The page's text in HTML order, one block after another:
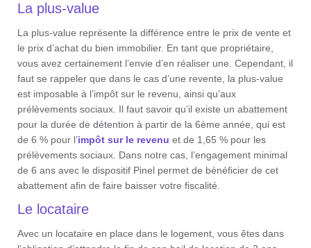
La plus-value
La plus-value représente la différence entre le prix de vente et
le prix d’achat du bien immobilier. En tant que propriétaire,
vous avez certainement l’envie d’en réaliser une. Cependant, il
faut se rappeler que dans le cas d’une revente, la plus-value
est imposable à l’impôt sur le revenu, ainsi qu’aux
prélèvements sociaux. Il faut savoir qu’il existe un abattement
pour la durée de détention à partir de la 6ème année, qui est
de 6 % pour l’impôt sur le revenu et de 1,65 % pour les
prélèvements sociaux. Dans notre cas, l’engagement minimal
de 6 ans avec le dispositif Pinel permet de bénéficier de cet
abattement afin de faire baisser votre fiscalité.
Le locataire
Avec un locataire en place dans le logement, vous êtes dans